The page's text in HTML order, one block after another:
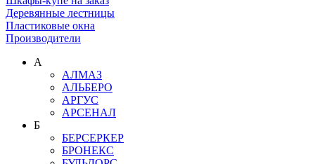
Деревянные лестницы
Пластиковые окна
Производители
А
АЛМАЗ
АЛЬБЕРО
АРГУС
АРСЕНАЛ
Б
БЕРСЕРКЕР
БРОНЕКС